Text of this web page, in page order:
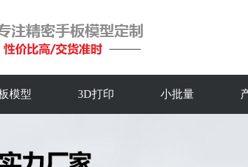
模型 3D打印 小批量